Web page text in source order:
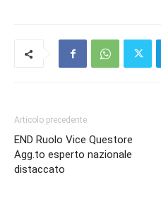
Articolo precedente
END Ruolo Vice Questore
Agg.to esperto nazionale
distaccato